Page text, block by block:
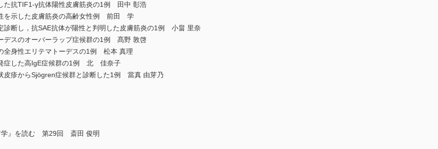
た抗TIF1-γ抗体陽性皮膚筋炎の1例 田中 彰浩
を示した皮膚筋炎の高齢女性例 前田 学
診断し，抗SAE抗体が陽性と判明した皮膚筋炎の1例 小畠 里奈
デスのオーバーラップ症候群の1例 髙野 敦啓
全身性エリテマトーデスの1例 松本 真理
症した高IgE症候群の1例 北 佳奈子
皮疹からSjögren症候群と診断した1例 當真 由芽乃
学』を読む 第29回 斎田 俊明